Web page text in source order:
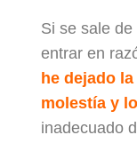
Si se sale
entrar en
he dejado
molestía y
inadecuado